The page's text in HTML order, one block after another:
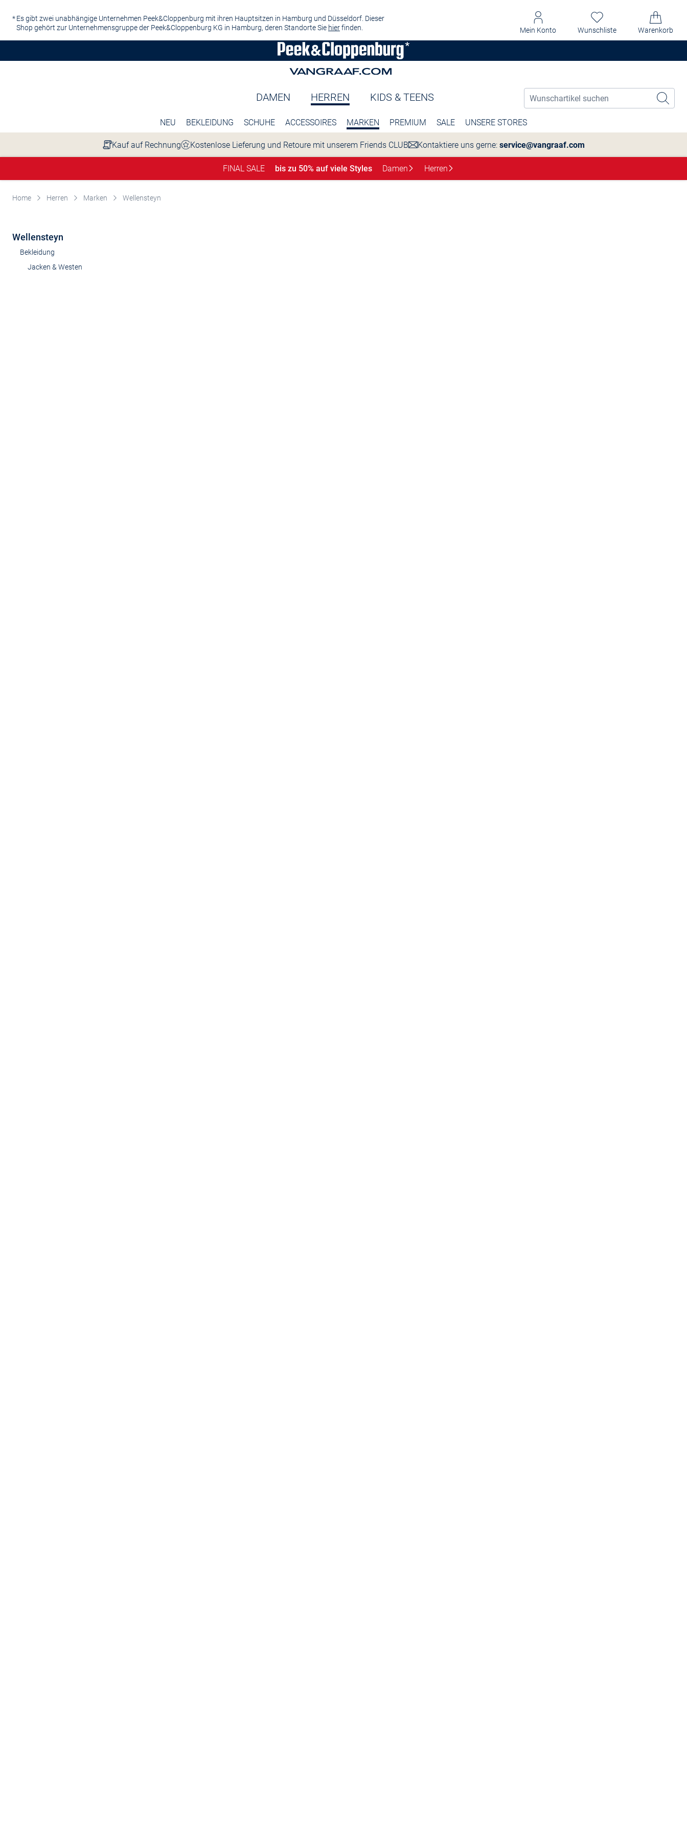
Es gibt zwei unabhängige Unternehmen Peek&Cloppenburg mit ihren Hauptsitzen in Hamburg und Düsseldorf. Dieser
Shop gehört zur Unternehmensgruppe der Peek&Cloppenburg KG in Hamburg, deren Standorte Sie hierfinden. Mein Konto Wunschliste Warenkorb
DAMEN HERREN KIDS & TEENS
NEU BEKLEIDUNG SCHUHE ACCESSOIRES MARKEN PREMIUM SALE UNSERE STORES
Kauf auf Rechnung Kostenlose Lieferung und Retoure mit unserem Friends CLUB Kontaktiere uns gerne: service@vangraaf.com
FINAL SALE bis zu 50% auf viele Styles Damen Herren
Home Herren Marken Wellensteyn
Wellensteyn
Bekleidung
Jacken & Westen